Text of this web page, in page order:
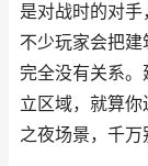
是对战时的对
不少玩家会把
完全没有关系
立区域，就算
之夜场景，千万